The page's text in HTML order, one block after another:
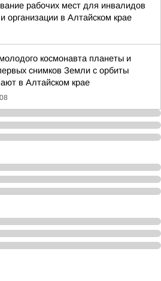
рабочих мест для инвалидов
организации в Алтайском крае
космонавта планеты и
снимков Земли с орбиты
в Алтайском крае